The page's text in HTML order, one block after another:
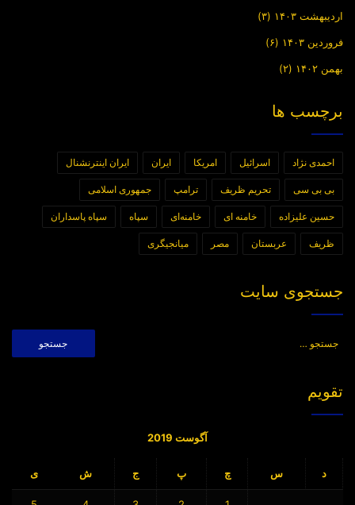
اردیبهشت ۱۴۰۳ (۳)
فروردین ۱۴۰۳ (۶)
بهمن ۱۴۰۲ (۲)
برچسب ها
احمدی نژاد اسرائیل امریکا ایران ایران اینترنشنال
بی بی سی تحریم ظریف ترامپ جمهوری اسلامی
حسین علیزاده خامنه ای خامنه‌ای سپاه سپاه پاسداران
ظریف عربستان مصر میانجیگری
جستجوی سایت
تقویم
آگوست 2019
د س چ پ ج ش ی